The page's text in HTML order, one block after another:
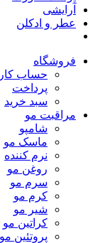
آرایشی
عطر و ادکلن
فروشگاه
حساب
پرداخت
سبد خرید
مراقبت مو
شامپو
ماسک مو
نرم کننده
روغن مو
سرم مو
کرم مو
شیر مو
کراتین مو
پروتئین مو